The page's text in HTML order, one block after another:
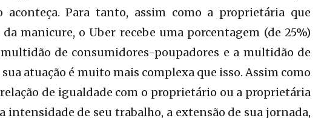
Para tanto, assim como a proprietária que
manicure, o Uber recebe uma porcentagem (de 25%)
de consumidores-poupadores e a multidão de
atuação é muito mais complexa que isso. Assim como
de igualdade com o proprietário ou a proprietária
intensidade de seu trabalho, a extensão de sua jornada,